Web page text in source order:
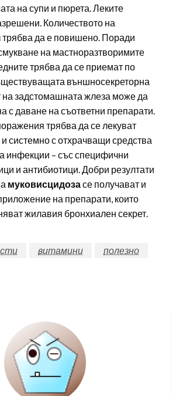
на супи и пюрета. Леките
Количеството на
трябва да е повишено. Поради
на мастноразтворимите
трябва да се приемат по
външносекреторна
на задстомашната жлеза може да
с даване на съответни препарати.
трябва да се лекуват
системно с отхрачващи средства
инфекции – със специфични
и антибиотици. Добри резултати
муковисцидоза се получават и
на препарати, които
жилавия бронхиален секрет.
витамини
полезно